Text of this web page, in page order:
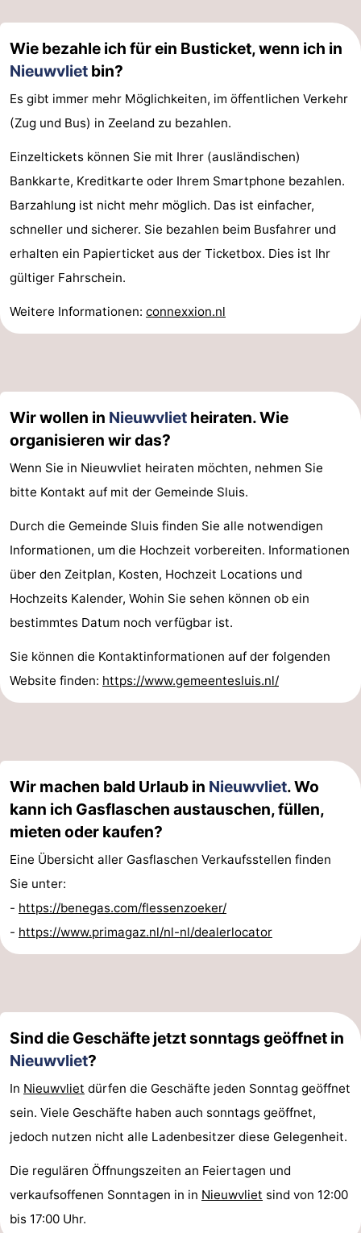
Gent
Die
Küste
-
Heist
Zeebrugge
-
Blankenberge
-
Wenduine
Wetter
Kontakt
Wie bezahle ich für ein Busticket, wenn ich in
Nieuwvliet bin?
Es gibt immer mehr Möglichkeiten, im öffentlichen Verkehr
(Zug und Bus) in Zeeland zu bezahlen.
Einzeltickets können Sie mit Ihrer (ausländischen)
Bankkarte, Kreditkarte oder Ihrem Smartphone bezahlen.
Barzahlung ist nicht mehr möglich. Das ist einfacher,
schneller und sicherer. Sie bezahlen beim Busfahrer und
erhalten ein Papierticket aus der Ticketbox. Dies ist Ihr
gültiger Fahrschein.
Weitere Informationen: connexxion.nl
Wir wollen in Nieuwvliet heiraten. Wie
organisieren wir das?
Wenn Sie in Nieuwvliet heiraten möchten, nehmen Sie
bitte Kontakt auf mit der Gemeinde Sluis.
Durch die Gemeinde Sluis finden Sie alle notwendigen
Informationen, um die Hochzeit vorbereiten. Informationen
über den Zeitplan, Kosten, Hochzeit Locations und
Hochzeits Kalender, Wohin Sie sehen können ob ein
bestimmtes Datum noch verfügbar ist.
Sie können die Kontaktinformationen auf der folgenden
Website finden: https://www.gemeentesluis.nl/
Wir machen bald Urlaub in Nieuwvliet. Wo
kann ich Gasflaschen austauschen, füllen,
mieten oder kaufen?
Eine Übersicht aller Gasflaschen Verkaufsstellen finden
Sie unter:
- https://benegas.com/flessenzoeker/
- https://www.primagaz.nl/nl-nl/dealerlocator
Sind die Geschäfte jetzt sonntags geöffnet in
Nieuwvliet?
In Nieuwvliet dürfen die Geschäfte jeden Sonntag geöffnet
sein. Viele Geschäfte haben auch sonntags geöffnet,
jedoch nutzen nicht alle Ladenbesitzer diese Gelegenheit.
Die regulären Öffnungszeiten an Feiertagen und
verkaufsoffenen Sonntagen in in Nieuwvliet sind von 12:00
bis 17:00 Uhr.